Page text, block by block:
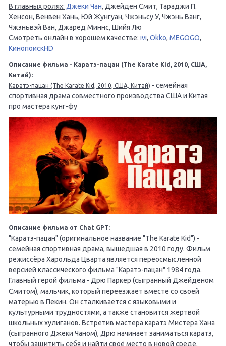
В главных ролях: Джеки Чан, Джейден Смит, Тараджи П.
Хенсон, Венвен Хань, Юй Жунгуан, Чжэньсу У, Чжэнь Ванг,
Чжэньвэй Ван, Джаред Миннс, Шийя Лю
Смотреть онлайн в хорошем качестве: ivi, Okko, MEGOGO,
КинопоискHD
Описание фильма - Каратэ-пацан (The Karate Kid, 2010, США,
Китай):
Каратэ-пацан (The Karate Kid, 2010, США, Китай) - семейная
спортивная драма совместного производства США и Китая
про мастера кунг-фу
Описание фильма от Chat GPT:
"Каратэ-пацан" (оригинальное название "The Karate Kid") -
семейная спортивная драма, вышедшая в 2010 году. Фильм
режиссёра Харольда Цварта является переосмысленной
версией классического фильма "Каратэ-пацан" 1984 года.
Главный герой фильма - Дрю Паркер (сыгранный Джейденом
Смитом), мальчик, который переезжает вместе со своей
матерью в Пекин. Он сталкивается с языковыми и
культурными трудностями, а также становится жертвой
школьных хулиганов. Встретив мастера каратэ Мистера Хана
(сыгранного Джеки Чаном), Дрю начинает заниматься каратэ,
чтобы защитить себя и найти своё место в новой среде.